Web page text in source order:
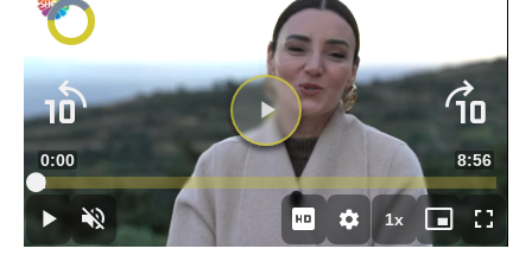
Video
Oynatıcısı
Videoyu
Oynat
OynatSesi
Aç
Süre
0:00 Toplam
Süre
8:56
Yüklendi:
2.14%
1xOynatma
Hızı
Mini
oynatıcı
Tam
Ekran